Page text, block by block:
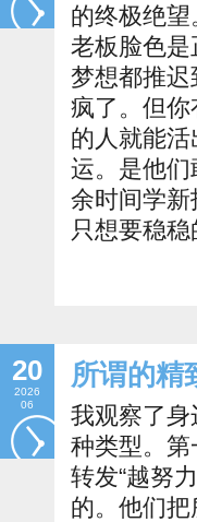
的终极绝
老板脸色
梦想都推迟
疯了。但
的人就能
运。是他们
余时间学
只想要稳
20
2026
06
所谓的精
我观察了
种类型。
转发“越努
的。他们